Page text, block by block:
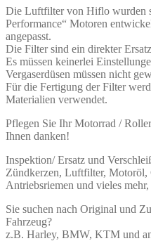
Die Luftfilter von Hiflo wurden
Performance“ Motoren
angepasst.
Die Filter sind ein direkter
Es müssen keinerlei
Vergaserdüsen müssen nicht
Für die Fertigung der Filter
Materialien verwendet.
Pflegen Sie Ihr Motorrad /
Ihnen danken!
Inspektion/ Ersatz und
Zündkerzen, Luftfilter, Motoröl,
Antriebsriemen und vieles
Sie suchen nach Original und
Fahrzeug?
z.B. Harley, BMW, KTM und